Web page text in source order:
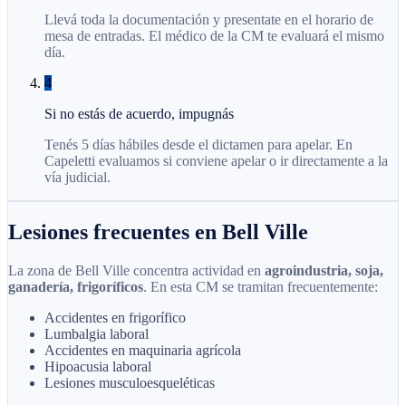
Llevá toda la documentación y presentate en el horario de
mesa de entradas. El médico de la CM te evaluará el mismo
día.
4
Si no estás de acuerdo, impugnás
Tenés 5 días hábiles desde el dictamen para apelar. En
Capeletti evaluamos si conviene apelar o ir directamente a la
vía judicial.
Lesiones frecuentes en Bell Ville
La zona de Bell Ville concentra actividad en agroindustria, soja,
ganadería, frigoríficos. En esta CM se tramitan frecuentemente:
Accidentes en frigorífico
Lumbalgia laboral
Accidentes en maquinaria agrícola
Hipoacusia laboral
Lesiones musculoesqueléticas